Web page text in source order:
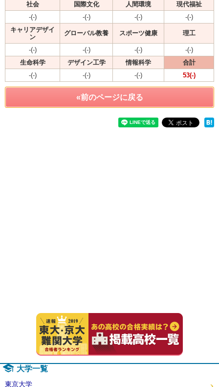
社会
国際文化 人間環境
現代福祉
-(-)
-(-) -(-)
-(-)
キャリアデザイ
ン
グローバル教養 スポーツ健康 理工
-(-) -(-) -(-)
-(-)
生命科学
デザイン工学 情報科学
合計
-(-)
-(-) -(-) 53(-)
«前のページに戻る
大学一覧
東京大学